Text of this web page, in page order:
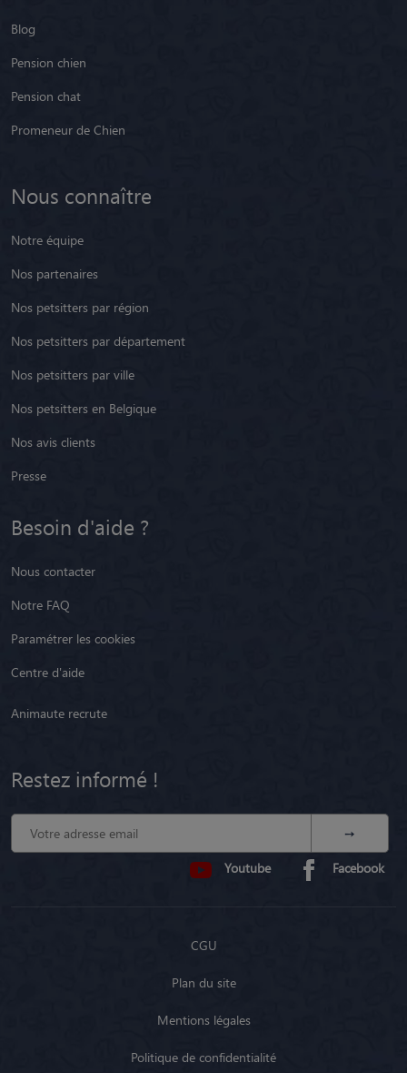
Blog
Pension chien
Pension chat
Promeneur de Chien
Nous connaître
Notre équipe
Nos partenaires
Nos petsitters par région
Nos petsitters par département
Nos petsitters par ville
Nos petsitters en Belgique
Nos avis clients
Presse
Besoin d'aide ?
Nous contacter
Notre FAQ
Paramétrer les cookies
Centre d'aide
Animaute recrute
Restez informé !
Youtube Facebook
CGU
Plan du site
Mentions légales
Politique de confidentialité